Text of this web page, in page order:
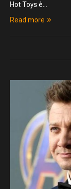
Hot Toys è…
Read more